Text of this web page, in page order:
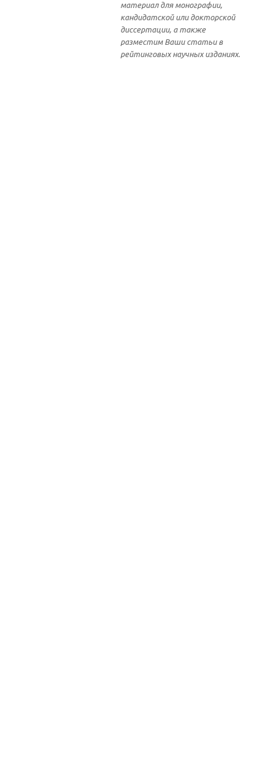
материал для монографии,
кандидатской или докторской
диссертации, а также
разместим Ваши статьи в
рейтинговых научных изданиях.